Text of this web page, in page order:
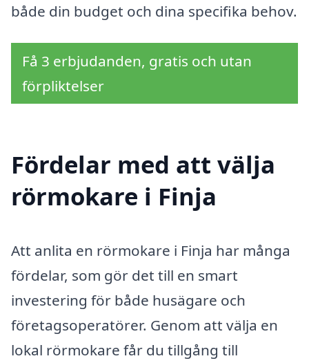
både din budget och dina specifika behov.
Få 3 erbjudanden, gratis och utan
förpliktelser
Fördelar med att välja
rörmokare i Finja
Att anlita en rörmokare i Finja har många
fördelar, som gör det till en smart
investering för både husägare och
företagsoperatörer. Genom att välja en
lokal rörmokare får du tillgång till